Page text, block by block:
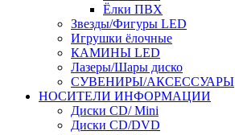
Ёлки ПВХ
Звезды/Фигуры LED
Игрушки ёлочные
КАМИНЫ LED
Лазеры/Шары диско
СУВЕНИРЫ/АКСЕССУАРЫ
НОСИТЕЛИ ИНФОРМАЦИИ
Диски CD/ Mini
Диски CD/DVD